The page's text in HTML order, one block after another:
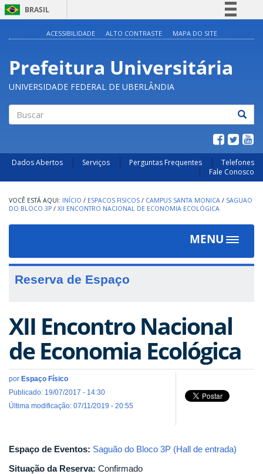
BRASIL
Participe
Acesso à informação
ACESSIBILIDADE ALTO CONTRASTE MAPA DO SITE
Prefeitura Universitária
UNIVERSIDADE FEDERAL DE UBERLÂNDIA
Dados Abertos Serviços Perguntas Frequentes
Telefones
Fale Conosco
INÍCIO / ESPACOS FISICOS / CAMPUS SANTA MONICA / SAGUAO
DO BLOCO 3P / XII ENCONTRO NACIONAL DE ECONOMIA ECOLÓGICA
MENU
Toggle
Reserva de Espaço
XII Encontro Nacional
de Economia Ecológica
por Espaço Físico
Publicado: 19/07/2017 - 14:30
Última modificação: 07/11/2019 - 20:55
Espaço de Eventos: Saguão do Bloco 3P (Hall de entrada)
Situação da Reserva: Confirmado